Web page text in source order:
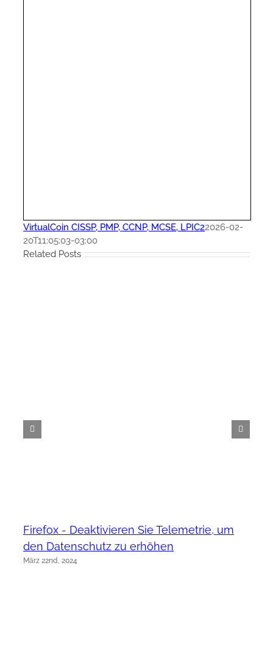
VirtualCoin CISSP, PMP, CCNP, MCSE, LPIC22026-02-
20T11:05:03-03:00
Related Posts
Firefox - Deaktivieren Sie Telemetrie, um
den Datenschutz zu erhöhen
März 22nd, 2024